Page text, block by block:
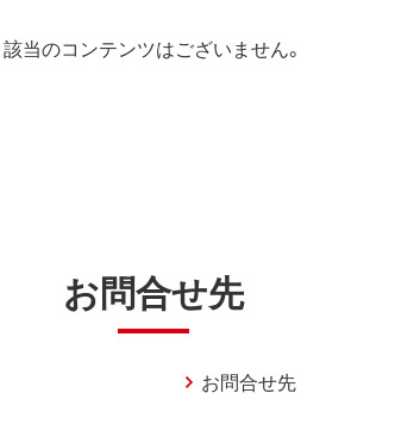
該当のコンテンツはございません。
お問合せ先
お問合せ先